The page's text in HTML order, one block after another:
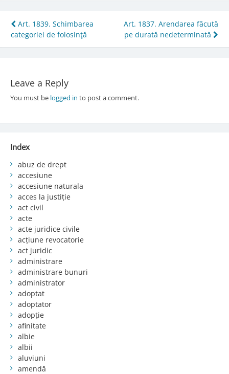
Post
navigation
Art. 1839. Schimbarea
categoriei de folosinţă
Art. 1837. Arendarea făcută
pe durată nedeterminată
Leave a Reply
You must be logged in to post a comment.
Index
abuz de drept
accesiune
accesiune naturala
acces la justiție
act civil
acte
acte juridice civile
acțiune revocatorie
act juridic
administrare
administrare bunuri
administrator
adoptat
adoptator
adopție
afinitate
albie
albii
aluviuni
amendă